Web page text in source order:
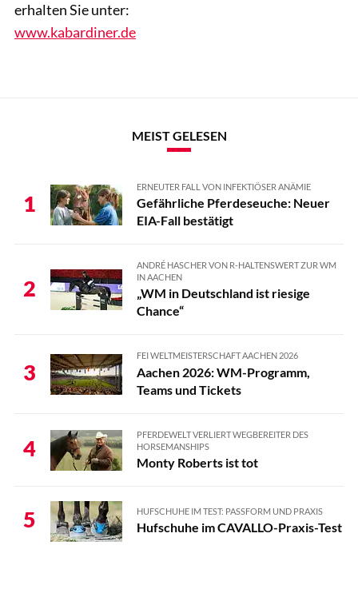
erhalten Sie unter:
www.kabardiner.de
MEIST GELESEN
1
ERNEUTER FALL VON INFEKTIÖSER ANÄMIE
Gefährliche Pferdeseuche: Neuer
EIA-Fall bestätigt
2
ANDRÉ HASCHER VON R-HALTENSWERT ZUR WM
IN AACHEN
„WM in Deutschland ist riesige
Chance“
3
FEI WELTMEISTERSCHAFT AACHEN 2026
Aachen 2026: WM-Programm,
Teams und Tickets
4
PFERDEWELT VERLIERT WEGBEREITER DES
HORSEMANSHIPS
Monty Roberts ist tot
5 HUFSCHUHE IM TEST: PASSFORM UND PRAXIS
Hufschuhe im CAVALLO-Praxis-Test